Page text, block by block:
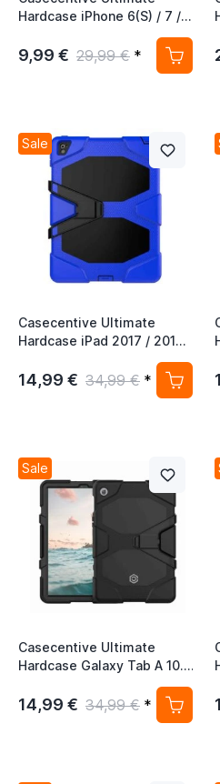
Hardcase iPhone 6(S) / 7 / 8
9,99 € 29,99 € *
Sale
Casecentive Ultimate
Hardcase iPad 2017 / 2018
14,99 € 34,99 € *
Sale
Casecentive Ultimate
Hardcase Galaxy Tab A 10.1
14,99 € 34,99 € *